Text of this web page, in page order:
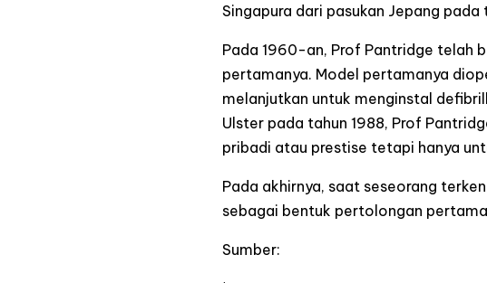
Singapura dari pasukan Jepang pada
Pada 1960-an, Prof Pantridge telah
pertamanya. Model pertamanya
melanjutkan untuk menginstal
Ulster pada tahun 1988, Prof
pribadi atau prestise tetapi hanya
Pada akhirnya, saat seseorang
sebagai bentuk pertolongan
Sumber: